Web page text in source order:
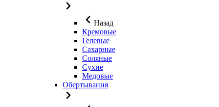
Назад
Кремовые
Гелевые
Сахарные
Соляные
Сухие
Медовые
Обертывания